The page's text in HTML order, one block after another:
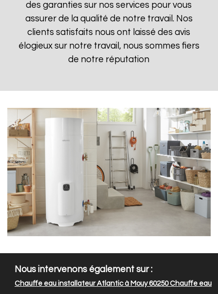
des garanties sur nos services pour vous
assurer de la qualité de notre travail. Nos
clients satisfaits nous ont laissé des avis
élogieux sur notre travail, nous sommes fiers
de notre réputation
Nous intervenons également sur :
Chauffe eau installateur Atlantic à Mouy 60250Chauffe eau